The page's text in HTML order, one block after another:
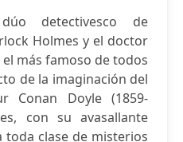
detectivesco de
Holmes y el doctor
el más famoso de todos
de la imaginación del
Conan Doyle (1859-
con su avasallante
clase de misterios